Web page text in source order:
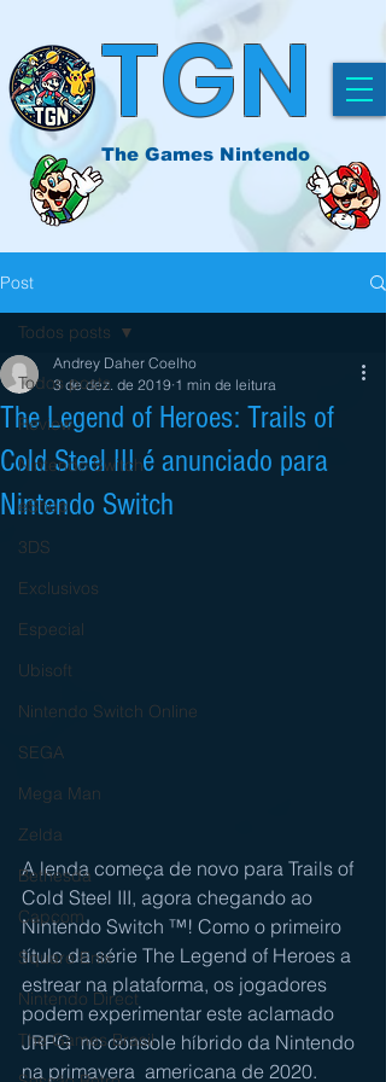
TGN
The Games Nintendo
Post
Todos posts
Review
Nintendo Switch
eShop
3DS
Exclusivos
Especial
Ubisoft
Nintendo Switch Online
SEGA
Mega Man
Zelda
Bethesda
Capcom
Square Enix
Nintendo Direct
The Games Brasil
Todos posts
The Legend of Heroes: Trails of
Cold Steel III é anunciado para
Nintendo Switch
Andrey Daher Coelho
3 de dez. de 2019 1 min de leitura
A lenda começa de novo para Trails of
Cold Steel III, agora chegando ao
Nintendo Switch ™! Como o primeiro
título da série The Legend of Heroes a
estrear na plataforma, os jogadores
podem experimentar este aclamado
JRPG  no console híbrido da Nintendo
na primavera  americana de 2020.